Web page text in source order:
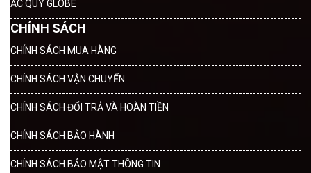
ẮC QUY GLOBE
CHÍNH SÁCH
CHÍNH SÁCH MUA HÀNG
CHÍNH SÁCH VẬN CHUYỂN
CHÍNH SÁCH ĐỔI TRẢ VÀ HOÀN TIỀN
CHÍNH SÁCH BẢO HÀNH
CHÍNH SÁCH BẢO MẬT THÔNG TIN